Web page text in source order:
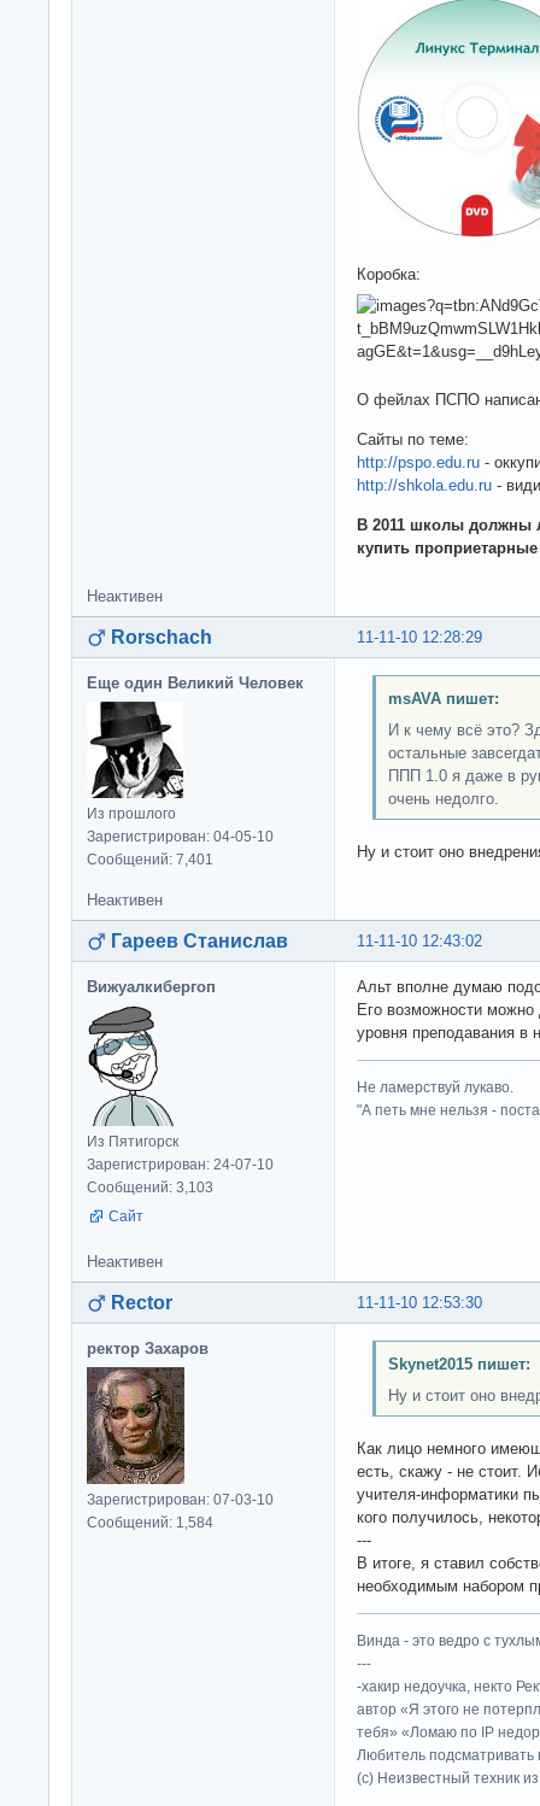
Коробка:
О фейлах ПСПО
Сайты по теме:
http://pspo.edu.ru -
http://shkola.edu.ru -
В 2011 школы должны
купить
Неактивен
11-11-10 12:28:29
Rorschach
Еще один Великий Человек
Из прошлого
Зарегистрирован: 04-05-10
Сообщений: 7,401
msAVA пишет:
И к чему всё это?
остальные
ППП 1.0 я даже в
очень недолго.
Ну и стоит оно
Неактивен
11-11-10 12:43:02
Гареев Станислав
Вижуалкибергоп
Из Пятигорск
Зарегистрирован: 24-07-10
Сообщений: 3,103
Сайт
Альт вполне думаю
Его возможности
уровня преподавания в
Не ламерствуй лукаво.
"А петь мне нельзя -
Неактивен
11-11-10 12:53:30
Rector
ректор Захаров
Зарегистрирован: 07-03-10
Сообщений: 1,584
Skynet2015 пишет:
Ну и стоит оно
Как лицо немного
есть, скажу - не стоит.
учителя-информатики
кого получилось,
---
В итоге, я ставил
необходимым набором
Винда - это ведро с
---
-хакир недоучка, некто
автор «Я этого не
тебя» «Ломаю по IP
Любитель подсматривать
(c) Неизвестный техник